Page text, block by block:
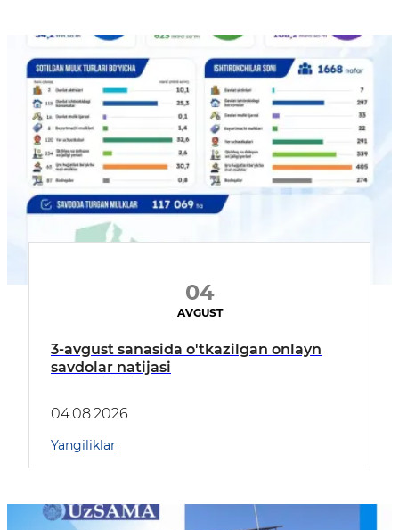
04
AVGUST
3-avgust sanasida o'tkazilgan onlayn
savdolar natijasi
04.08.2026
Yangiliklar